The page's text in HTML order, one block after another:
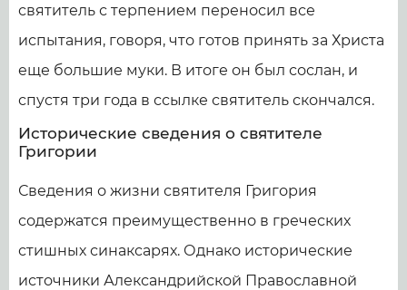
святитель с терпением переносил все
испытания, говоря, что готов принять за Христа
еще большие муки. В итоге он был сослан, и
спустя три года в ссылке святитель скончался.
Исторические сведения о святителе
Григории
Сведения о жизни святителя Григория
содержатся преимущественно в греческих
стишных синаксарях. Однако исторические
источники Александрийской Православной